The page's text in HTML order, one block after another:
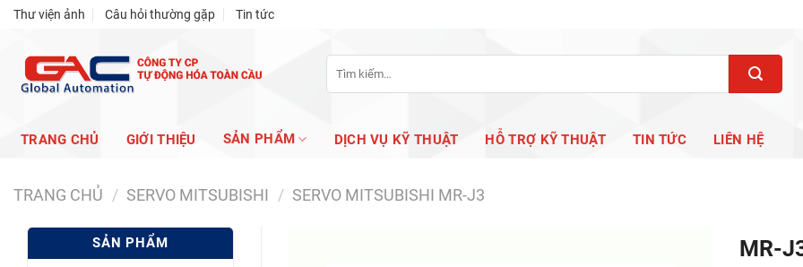
Skip
content
Thư viện ảnh Câu hỏi thường gặp Tin tức
Tìm
kiếm:
TRANG CHỦ GIỚI THIỆU SẢN PHẨM DỊCH VỤ KỸ THUẬT HỖ TRỢ KỸ THUẬT TIN TỨC LIÊN HỆ
TRANG CHỦ / SERVO MITSUBISHI / SERVO MITSUBISHI MR-J3
SẢN PHẨM MR-